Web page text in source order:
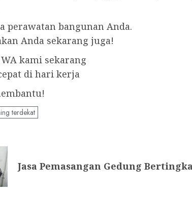
perawatan bangunan Anda.
Anda sekarang juga!
kami sekarang
di hari kerja
terdekat
Jasa Pemasangan Gedung